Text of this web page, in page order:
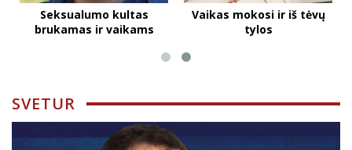
Seksualumo kultas
brukamas ir vaikams
Vaikas mokosi ir iš tėvų
tylos
SVETUR